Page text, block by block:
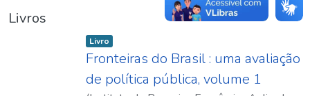
Livros
Item type:
Livro ,
Fronteiras do Brasil : uma avaliação
de política pública, volume 1